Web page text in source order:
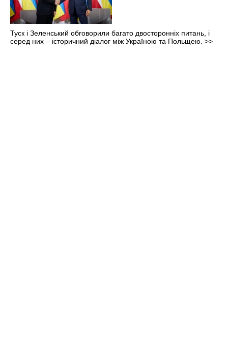
Туск і Зеленський обговорили багато двосторонніх питань, і
серед них – історичний діалог між Україною та Польщею. >>